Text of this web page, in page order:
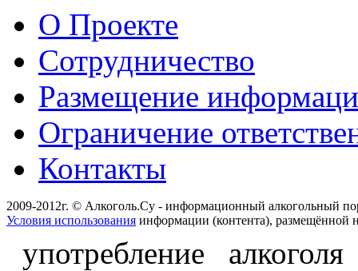
О Проекте
Сотрудничество
Размещение
Ограничение
Контакты
2009-2012г. © Алкоголь.Су - информационный алкогольный
Условия использования информации (контента), размещённой
употребление